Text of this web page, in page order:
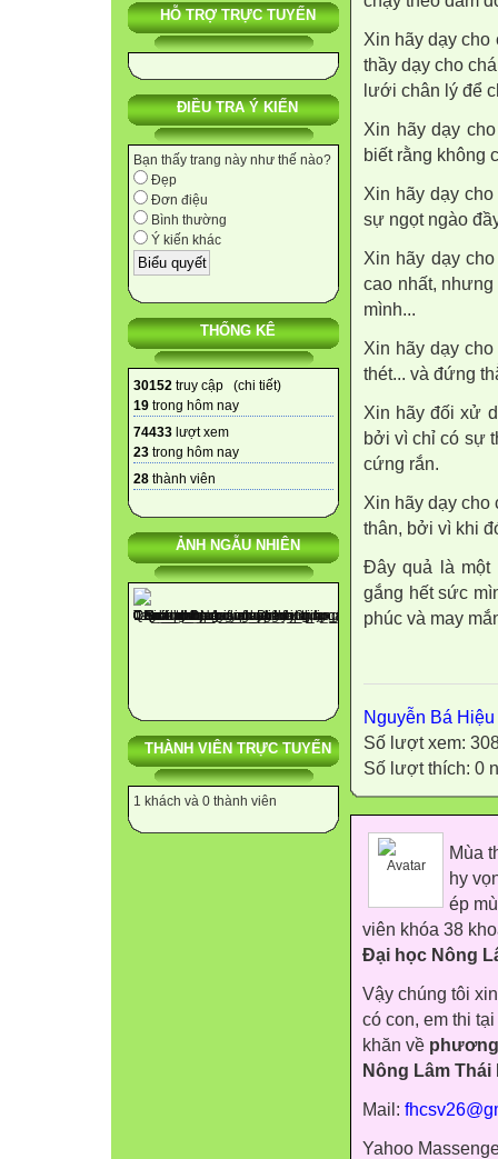
HỖ TRỢ TRỰC TUYẾN
ĐIỀU TRA Ý KIẾN
Bạn thấy trang này như thế nào?
Đẹp
Đơn điệu
Bình thường
Ý kiến khác
THỐNG KÊ
30152 truy cập (chi tiết)
19 trong hôm nay
74433 lượt xem
23 trong hôm nay
28 thành viên
ẢNH NGẪU NHIÊN
THÀNH VIÊN TRỰC TUYẾN
1 khách và 0 thành viên
Xin hãy dạy
thầy dạy cho
lưới chân lý để
Xin hãy dạy
biết rằng không
Xin hãy dạy
sự ngọt ngào
Xin hãy dạy
cao nhất,
mình...
Xin hãy dạy
thét... và đứng
Xin hãy đối xử
bởi vì chỉ có sự
cứng rắn.
Xin hãy dạy cho
thân, bởi vì khi
Đây quả là một
gắng hết sức
phúc và may
Nguyễn Bá Hiệu
Số lượt xem:
Số lượt thích: 0
Mùa
hy
ép
viên khóa 38
Đại học Nông
Vậy chúng tôi
có con, em thi
khăn về
Nông Lâm Thái
Mail:
Yahoo